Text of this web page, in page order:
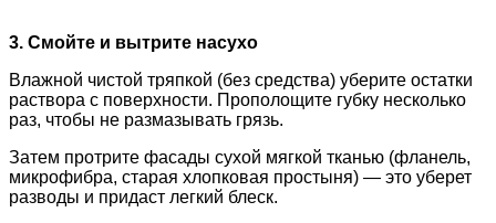
3. Смойте и вытрите насухо
Влажной чистой тряпкой (без средства) уберите остатки
раствора с поверхности. Прополощите губку несколько
раз, чтобы не размазывать грязь.
Затем протрите фасады сухой мягкой тканью (фланель,
микрофибра, старая хлопковая простыня) — это уберет
разводы и придаст легкий блеск.